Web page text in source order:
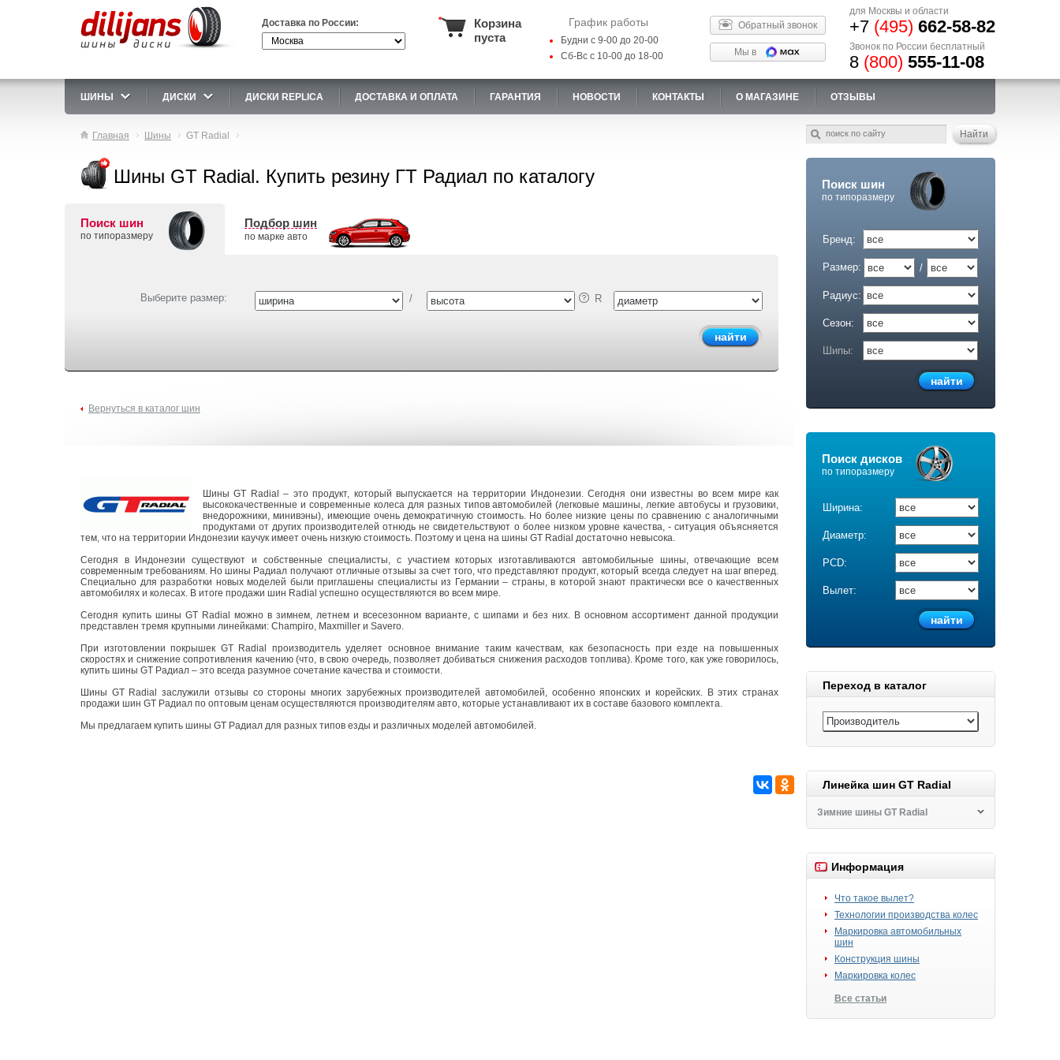
Доставка по России:
Корзина
пуста
График работы
Будни с 9-00 до 20-00
Сб-Вс с 10-00 до 18-00
Обратный звонок
Мы в
для Москвы и области
+7 (495) 662-58-82
Звонок по России бесплатный
8 (800) 555-11-08
ШИНЫ ДИСКИ ДИСКИ REPLICA ДОСТАВКА И ОПЛАТА ГАРАНТИЯ НОВОСТИ КОНТАКТЫ О МАГАЗИНЕ ОТЗЫВЫ
Главная Шины GT Radial
Поиск шин
по типоразмеру
Бренд:
Размер: /
Радиус:
Сезон:
Шипы:
Поиск дисков
по типоразмеру
Ширина:
Диаметр:
PCD:
Вылет:
Переход в каталог
Линейка шин GT Radial
Зимние шины GT Radial
Информация
Что такое вылет?
Технологии производства колес
Маркировка автомобильных
шин
Конструкция шины
Маркировка колес
Все статьи
Шины GT Radial. Купить резину ГТ Радиал по каталогу
Поиск шин
по типоразмеру
Подбор шин
по марке авто
Выберите размер: / R
Вернуться в каталог шин
Шины GT Radial – это продукт, который выпускается на территории Индонезии. Сегодня они известны во всем мире как
высококачественные и современные колеса для разных типов автомобилей (легковые машины, легкие автобусы и грузовики,
внедорожники, минивэны), имеющие очень демократичную стоимость. Но более низкие цены по сравнению с аналогичными
продуктами от других производителей отнюдь не свидетельствуют о более низком уровне качества, - ситуация объясняется
тем, что на территории Индонезии каучук имеет очень низкую стоимость. Поэтому и цена на шины GT Radial достаточно невысока.
Сегодня в Индонезии существуют и собственные специалисты, с участием которых изготавливаются автомобильные шины, отвечающие всем
современным требованиям. Но шины Радиал получают отличные отзывы за счет того, что представляют продукт, который всегда следует на шаг вперед.
Специально для разработки новых моделей были приглашены специалисты из Германии – страны, в которой знают практически все о качественных
автомобилях и колесах. В итоге продажи шин Radial успешно осуществляются во всем мире.
Сегодня купить шины GT Radial можно в зимнем, летнем и всесезонном варианте, с шипами и без них. В основном ассортимент данной продукции
представлен тремя крупными линейками: Champiro, Maxmiller и Savero.
При изготовлении покрышек GT Radial производитель уделяет основное внимание таким качествам, как безопасность при езде на повышенных
скоростях и снижение сопротивления качению (что, в свою очередь, позволяет добиваться снижения расходов топлива). Кроме того, как уже говорилось,
купить шины GT Радиал – это всегда разумное сочетание качества и стоимости.
Шины GT Radial заслужили отзывы со стороны многих зарубежных производителей автомобилей, особенно японских и корейских. В этих странах
продажи шин GT Радиал по оптовым ценам осуществляются производителям авто, которые устанавливают их в составе базового комплекта.
Мы предлагаем купить шины GT Радиал для разных типов езды и различных моделей автомобилей.